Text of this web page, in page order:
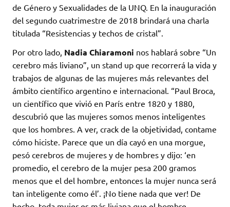
de Género y Sexualidades de la UNQ. En la inauguración
del segundo cuatrimestre de 2018 brindará una charla
titulada “Resistencias y techos de cristal”.
Por otro lado, Nadia Chiaramoni nos hablará sobre “Un
cerebro más liviano”, un stand up que recorrerá la vida y
trabajos de algunas de las mujeres más relevantes del
ámbito científico argentino e internacional. “Paul Broca,
un científico que vivió en París entre 1820 y 1880,
descubrió que las mujeres somos menos inteligentes
que los hombres. A ver, crack de la objetividad, contame
cómo hiciste. Parece que un día cayó en una morgue,
pesó cerebros de mujeres y de hombres y dijo: ‘en
promedio, el cerebro de la mujer pesa 200 gramos
menos que el del hombre, entonces la mujer nunca será
tan inteligente como él’. ¡No tiene nada que ver! De